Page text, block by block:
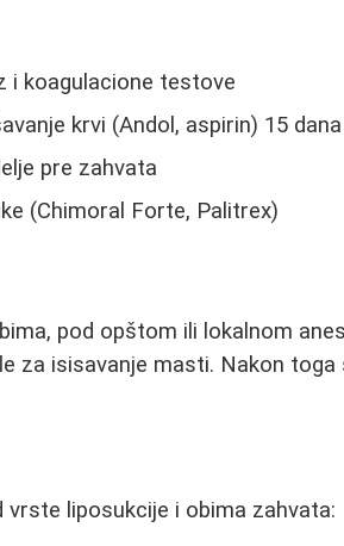
i koagulacione testove
krvi (Andol, aspirin) 15
pre zahvata
(Chimoral Forte, Palitrex)
pod opštom ili lokalnom
za isisavanje masti. Nakon
liposukcije i obima zahvata: